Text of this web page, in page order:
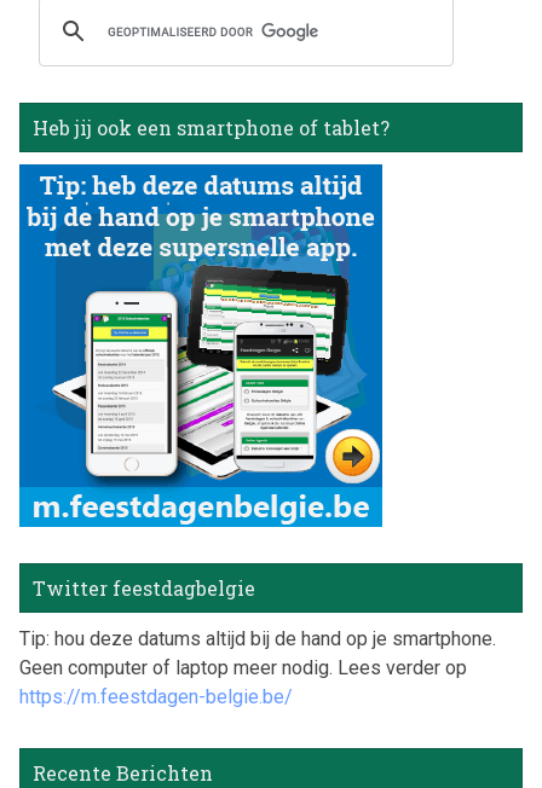
Heb jij ook een smartphone of tablet?
Twitter feestdagbelgie
Tip: hou deze datums altijd bij de hand op je smartphone.
Geen computer of laptop meer nodig. Lees verder op
https://m.feestdagen-belgie.be/
Recente Berichten